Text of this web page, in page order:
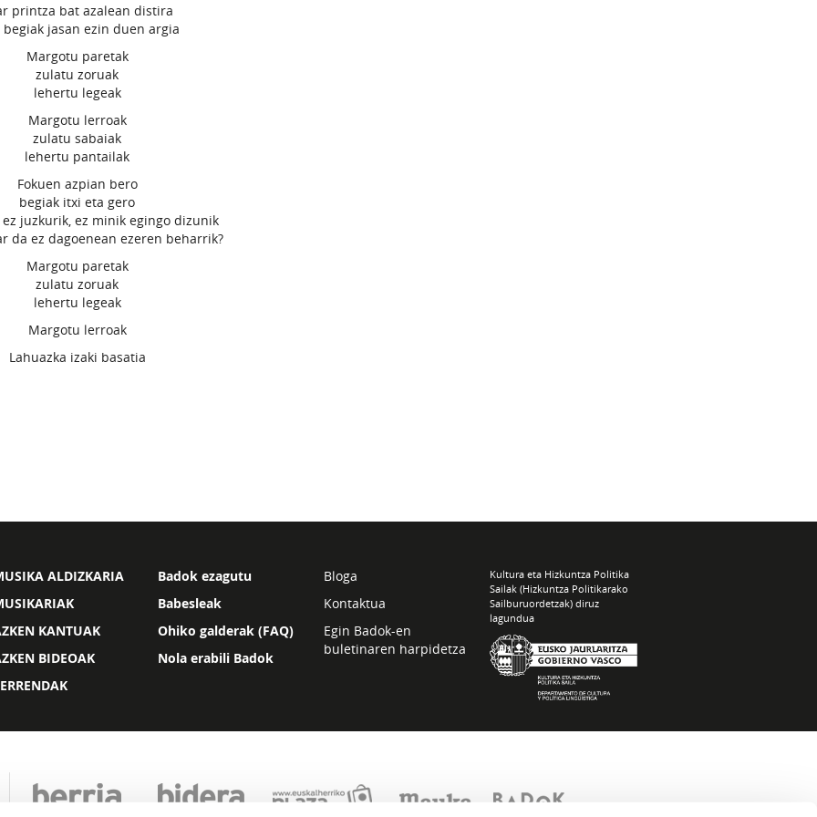
printza bat azalean distira
begiak jasan ezin duen argia
Margotu paretak
zulatu zoruak
lehertu legeak
Margotu lerroak
zulatu sabaiak
lehertu pantailak
Fokuen azpian bero
begiak itxi eta gero
juzkurik, ez minik egingo dizunik
da ez dagoenean ezeren beharrik?
Margotu paretak
zulatu zoruak
lehertu legeak
Margotu lerroak
Lahuazka izaki basatia
ALDIZKARIA
KANTUAK
BIDEOAK
Badok ezagutu
Babesleak
Ohiko galderak (FAQ)
Nola erabili Badok
Bloga
Kontaktua
Egin Badok-en
buletinaren harpidetza
Kultura eta Hizkuntza Politika
Sailak (Hizkuntza Politikarako
Sailburuordetzak) diruz
lagundua